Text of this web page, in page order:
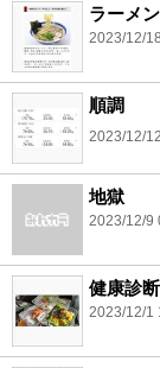
ラーメ
2023/12/
順調
2023/12/
地獄
2023/12/9
健康診
2023/12/1